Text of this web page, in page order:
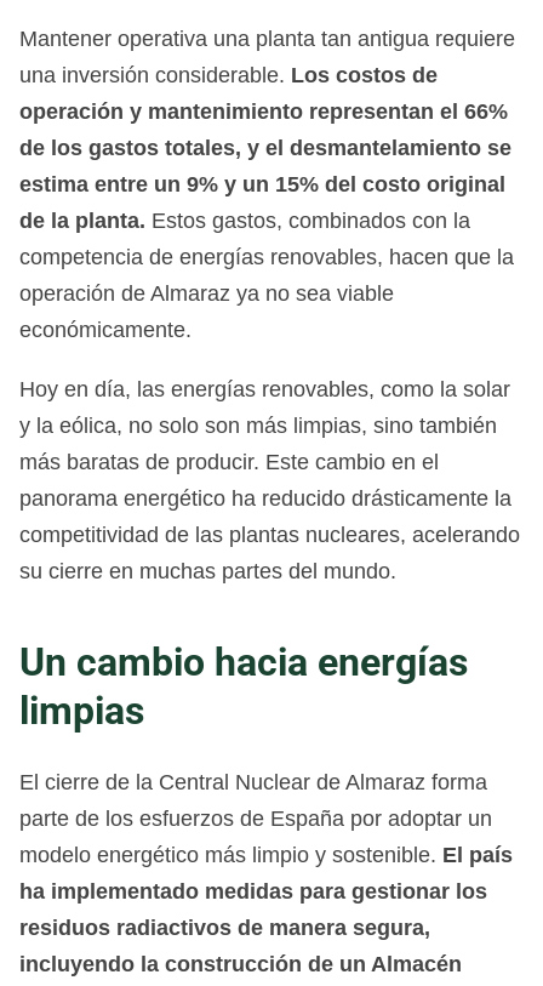
Mantener operativa una planta tan antigua requiere
una inversión considerable. Los costos de
operación y mantenimiento representan el 66%
de los gastos totales, y el desmantelamiento se
estima entre un 9% y un 15% del costo original
de la planta. Estos gastos, combinados con la
competencia de energías renovables, hacen que la
operación de Almaraz ya no sea viable
económicamente.
Hoy en día, las energías renovables, como la solar
y la eólica, no solo son más limpias, sino también
más baratas de producir. Este cambio en el
panorama energético ha reducido drásticamente la
competitividad de las plantas nucleares, acelerando
su cierre en muchas partes del mundo.
Un cambio hacia energías
limpias
El cierre de la Central Nuclear de Almaraz forma
parte de los esfuerzos de España por adoptar un
modelo energético más limpio y sostenible. El país
ha implementado medidas para gestionar los
residuos radiactivos de manera segura,
incluyendo la construcción de un Almacén